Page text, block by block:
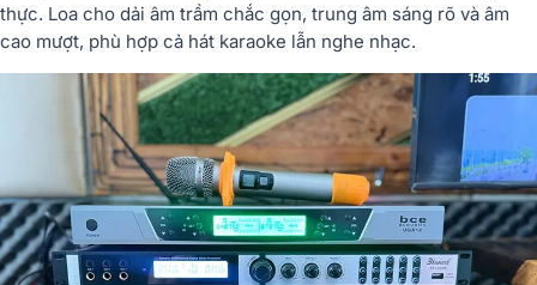
thực. Loa cho dải âm trầm chắc gọn, trung âm sáng rõ và âm
cao mượt, phù hợp cả hát karaoke lẫn nghe nhạc.